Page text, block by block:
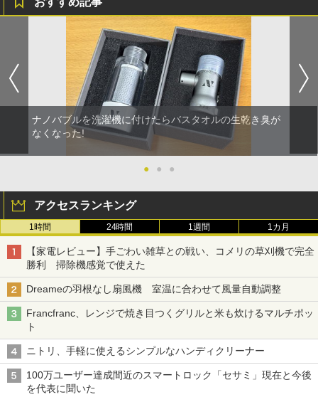
ナノバブルを洗濯機に付けたらバスタオルの生乾き臭が
なくなった!
● ● ●
アクセスランキング
1時間 24時間 1週間 1カ月
【家電レビュー】手ごわい雑草との戦い、コメリの草刈機で完全
勝利 掃除機感覚で使えた
Dreameの羽根なし扇風機 室温に合わせて風量自動調整
Francfranc、レンジで焼き目つくグリルと米も炊けるマルチポッ
ト
ニトリ、手軽に使えるシンプルなハンディクリーナー
100万ユーザー達成間近のスマートロック「セサミ」現在と今後
を代表に聞いた